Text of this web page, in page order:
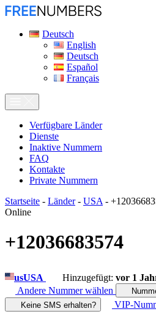
Deutsch
English
Deutsch
Español
Français
Verfügbare Länder
Dienste
Inaktive Nummern
FAQ
Kontakte
Private Nummern
Startseite - Länder- USA -
Online
+12036683574
usUSA Hinzugefügt: vor 1
Andere Nummer wählen
Keine SMS erhalten?
VIP-